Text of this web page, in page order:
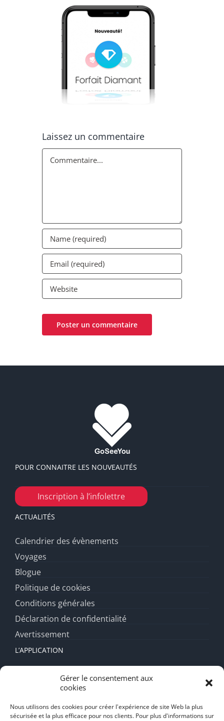
Gérer le consentement aux
cookies
Nous utilisons des cookies pour créer l'expérience de site Web la plus
sécurisée et la plus efficace pour nos clients. Pour plus d'informations sur
Laissez un commentaire
Commentaire
POUR CONNAITRE LES NOUVEAUTÉS
Inscription à l’infolettre
ACTUALITÉS
Calendrier des évènements
Voyages
Blogue
Politique de cookies
Conditions générales
Déclaration de confidentialité
Avertissement
L’APPLICATION
Fonctionnalités
Forfait diamant
FAQ